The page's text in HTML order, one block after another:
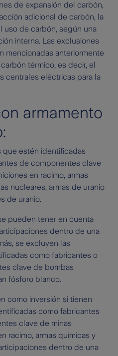
de expansión del carbón,
adicional de carbón, la
uso de carbón, según una
interna. Las exclusiones
mencionadas anteriormente
térmico, es decir, el
centrales eléctricas para la
armamento
que estén identificadas
de componentes clave
en racimo, armas
nucleares, armas de uranio
de uranio.
pueden tener en cuenta
dentro de una
se excluyen las
como fabricantes o
clave de bombas
fósforo blanco.
como inversión si tienen
como fabricantes
clave de minas
racimo, armas químicas y
dentro de una